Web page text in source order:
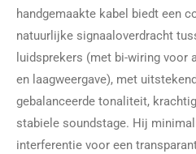
handgemaakte kabel biedt een
natuurlijke signaaloverdracht
luidsprekers (met bi-wiring voor
en laagweergave), met
gebalanceerde tonaliteit,
stabiele soundstage. Hij
interferentie voor een